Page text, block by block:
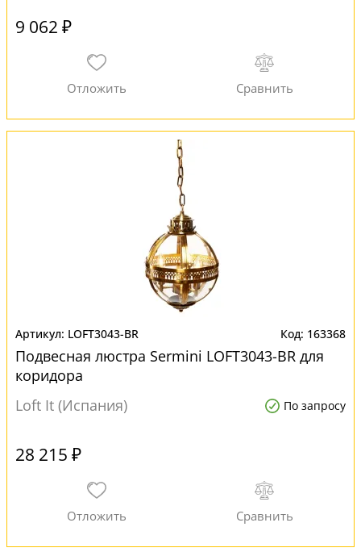
9 062 ₽
LOFT3043-BR 163368
Подвесная люстра Sermini LOFT3043-BR для
коридора
Loft It (Испания)
По запросу
28 215 ₽